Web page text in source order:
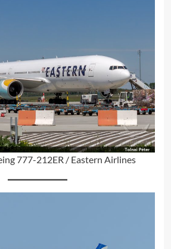
777-212ER / Eastern Airlines